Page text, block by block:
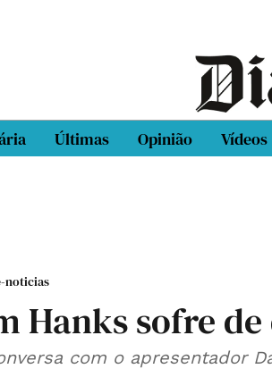
Últimas Opinião Vídeos
noticias
Hanks sofre
com o apresentador